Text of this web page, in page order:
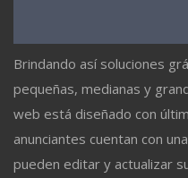
Brindando así soluciones
pequeñas, medianas y
web está diseñado con
anunciantes cuentan con
pueden editar y actualizar